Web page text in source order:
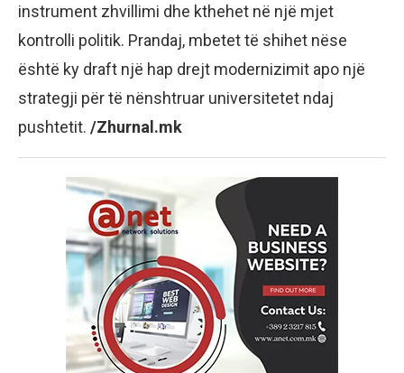
instrument zhvillimi dhe kthehet në një mjet
kontrolli politik. Prandaj, mbetet të shihet nëse
është ky draft një hap drejt modernizimit apo një
strategji për të nënshtruar universitetet ndaj
pushtetit. /Zhurnal.mk